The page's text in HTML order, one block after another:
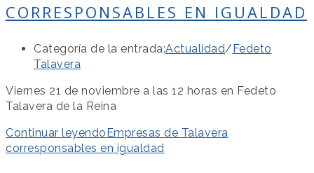
CORRESPONSABLES EN IGUALDAD
Categoría de la entrada:Actualidad/Fedeto
Talavera
Viernes 21 de noviembre a las 12 horas en Fedeto
Talavera de la Reina
Continuar leyendoEmpresas de Talavera
corresponsables en igualdad